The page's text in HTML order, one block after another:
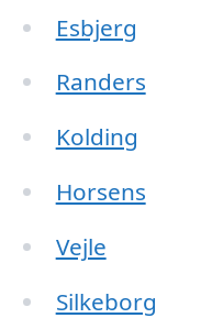
Esbjerg
Randers
Kolding
Horsens
Vejle
Silkeborg